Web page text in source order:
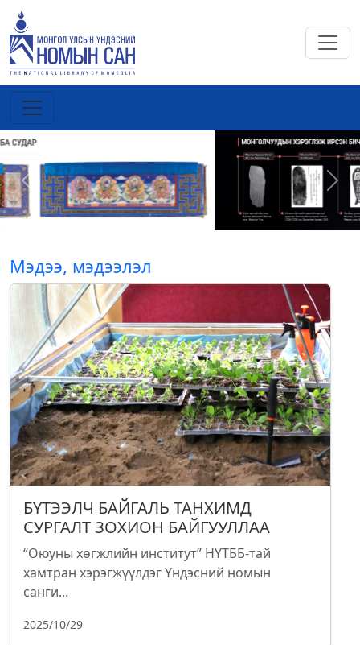
Previous Next
Мэдээ, мэдээлэл
БҮТЭЭЛЧ БАЙГАЛЬ ТАНХИМД
СУРГАЛТ ЗОХИОН БАЙГУУЛЛАА
“Оюуны хөгжлийн институт” НҮТББ-тай
хамтран хэрэгжүүлдэг Үндэсний номын
санги...
2025/10/29